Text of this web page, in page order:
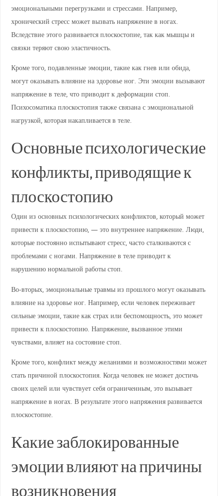
эмоциональными перегрузками и стрессами. Например,
хронический стресс может вызвать напряжение в ногах.
Вследствие этого развивается плоскостопие, так как мышцы и
связки теряют свою эластичность.
Кроме того, подавленные эмоции, такие как гнев или обида,
могут оказывать влияние на здоровье ног. Эти эмоции вызывают
напряжение в теле, что приводит к деформации стоп.
Психосоматика плоскостопия также связана с эмоциональной
нагрузкой, которая накапливается в теле.
Основные психологические
конфликты, приводящие к
плоскостопию
Один из основных психологических конфликтов, который может
привести к плоскостопию, — это внутреннее напряжение. Люди,
которые постоянно испытывают стресс, часто сталкиваются с
проблемами с ногами. Напряжение в теле приводит к
нарушению нормальной работы стоп.
Во-вторых, эмоциональные травмы из прошлого могут оказывать
влияние на здоровье ног. Например, если человек переживает
сильные эмоции, такие как страх или беспомощность, это может
привести к плоскостопию. Напряжение, вызванное этими
чувствами, влияет на состояние стоп.
Кроме того, конфликт между желаниями и возможностями может
стать причиной плоскостопия. Когда человек не может достичь
своих целей или чувствует себя ограниченным, это вызывает
напряжение в ногах. В результате этого напряжения развивается
плоскостопие.
Какие заблокированные
эмоции влияют на причины
возникновения